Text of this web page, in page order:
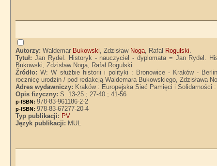
Autorzy:Waldemar Bukowski, Zdzisław Noga, Rafał Rogulski.
Tytuł:Jan Rydel. Historyk - nauczyciel - dyplomata = Jan Rydel.
Bukowski, Zdzisław Noga, Rafał Rogulski
Źródło:W: W służbie historii i polityki : Bronowice - Kraków -
rocznicę urodzin / pod redakcją Waldemara Bukowskiego, Zdzisława
Adres wydawniczy: Kraków : Europejska Sieć Pamięci i Solidarności
Opis fizyczny:S. 13-25 ; 27-40 ; 41-56
p-ISBN:978-83-961186-2-2
p-ISBN:978-83-67277-20-4
Typ publikacji: PV
Język publikacji: MUL